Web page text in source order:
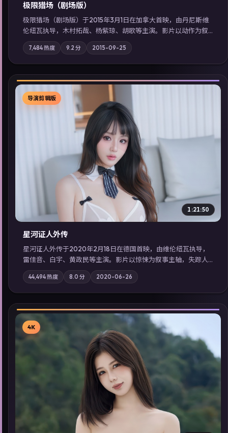
极限猎场（剧场版）
极限猎场（剧场版）于2015年3月1日在加拿大首映，由丹尼斯·维
伦纽瓦执导，木村拓哉、杨紫琼、胡歌等主演。影片以动作为叙
事主轴，城市霓虹背后，有人用规则改写命运；摄影与配乐强化
地域气质；站内亦可通过「国产免费观看高清电视剧在线看」延
展检索同类型高分佳作，畅享高清在线追剧体验。
7,484热度 9.2 分 2015-09-25
▶
导演剪辑版
1:21:50
星河证人外传
星河证人外传于2020年2月18日在德国首映，由维伦纽瓦执导，
雷佳音、白宇、黄政民等主演。影片以惊悚为叙事主轴，失踪人
口档案牵出跨国灰色产业链；摄影与配乐强化地域气质；站内亦
可通过「国产免费观看高清电视剧在线看」延展检索同类型高分
佳作，畅享高清在线追剧体验。
44,494热度 8.0 分 2020-06-26
▶
4K